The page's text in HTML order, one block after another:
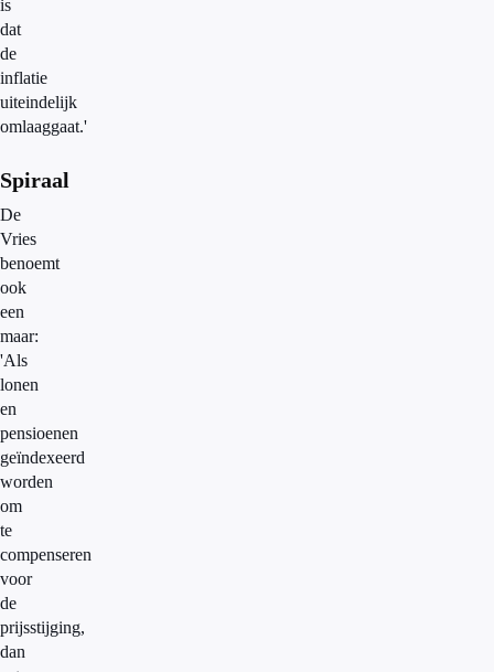
is
dat
de
inflatie
uiteindelijk
omlaaggaat.'
Spiraal
De
Vries
benoemt
ook
een
maar:
'Als
lonen
en
pensioenen
geïndexeerd
worden
om
te
compenseren
voor
de
prijsstijging,
dan